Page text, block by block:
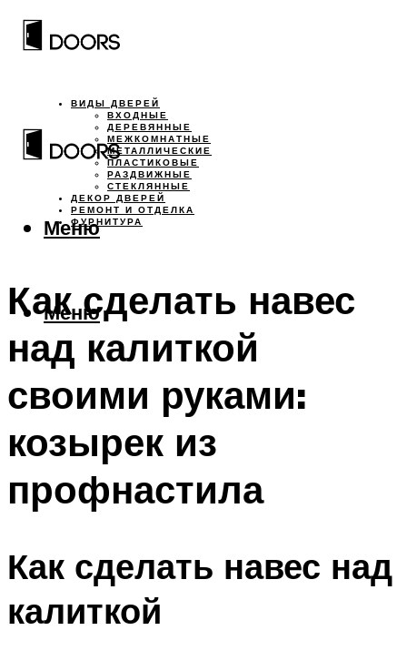
ВИДЫ ДВЕРЕЙ
ВХОДНЫЕ
ДЕРЕВЯННЫЕ
МЕЖКОМНАТНЫЕ
МЕТАЛЛИЧЕСКИЕ
ПЛАСТИКОВЫЕ
РАЗДВИЖНЫЕ
СТЕКЛЯННЫЕ
ДЕКОР ДВЕРЕЙ
РЕМОНТ И ОТДЕЛКА
ФУРНИТУРА
Меню
Меню
Как сделать навес
над калиткой
своими руками:
козырек из
профнастила
Как сделать навес над
калиткой